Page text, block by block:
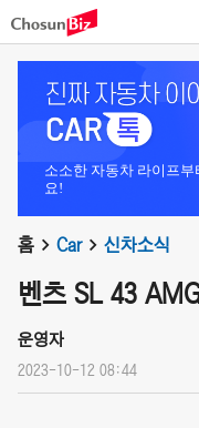
소소한 자동차 라이프
요!
홈 Car 신차소식
벤츠 SL 43
운영자
2023-10-12 08:44